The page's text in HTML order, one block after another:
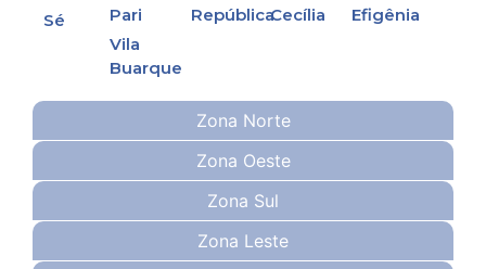
Zona Norte
Zona Oeste
Zona Sul
Zona Leste
Sé
Pari
Vila
Buarque
RepúblicaCecília
Efigênia